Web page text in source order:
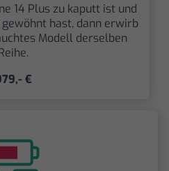
14 Plus zu kaputt ist und
gewöhnt hast, dann erwirb
Modell derselben
€